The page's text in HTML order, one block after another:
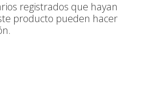
registrados que hayan
producto pueden hacer